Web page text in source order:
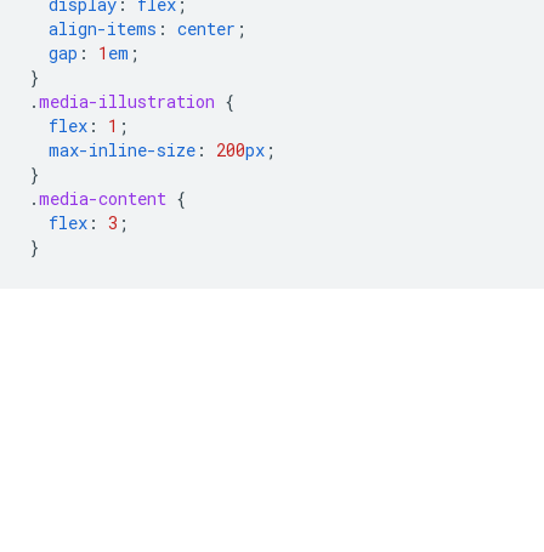
align-items : center ;
gap : 1 em ;
}
.media-illustration {
flex : 1 ;
max-inline-size : 200px ;
}
.media-content {
flex : 3 ;
}